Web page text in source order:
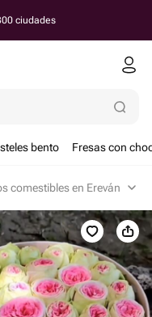
ciudades
bento Fresas con
comestibles en Ereván